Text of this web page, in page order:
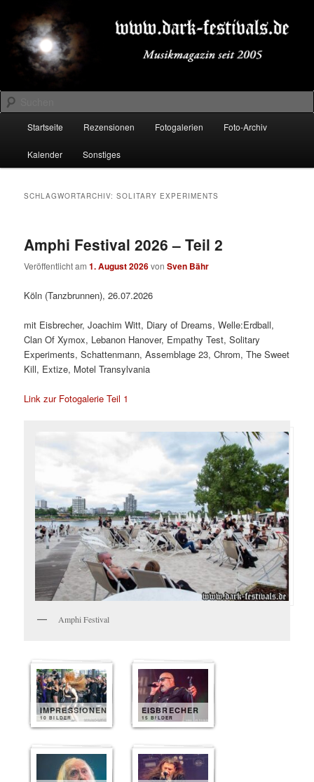
primären
Inhalt
springen
sekundären
Inhalt
springenDARK-FESTIVALS.DE
Suchen
Startseite Rezensionen Fotogalerien Foto-Archiv
Kalender Sonstiges
SCHLAGWORTARCHIV:SOLITARY EXPERIMENTS
Amphi Festival 2026 – Teil 2
Veröffentlicht am1. August 2026vonSven Bähr
Köln (Tanzbrunnen), 26.07.2026
mit Eisbrecher, Joachim Witt, Diary of Dreams, Welle:Erdball,
Clan Of Xymox, Lebanon Hanover, Empathy Test, Solitary
Experiments, Schattenmann, Assemblage 23, Chrom, The Sweet
Kill, Extize, Motel Transylvania
Link zur Fotogalerie Teil 1
Amphi Festival
IMPRESSIONEN
10 BILDER
EISBRECHER
15 BILDER